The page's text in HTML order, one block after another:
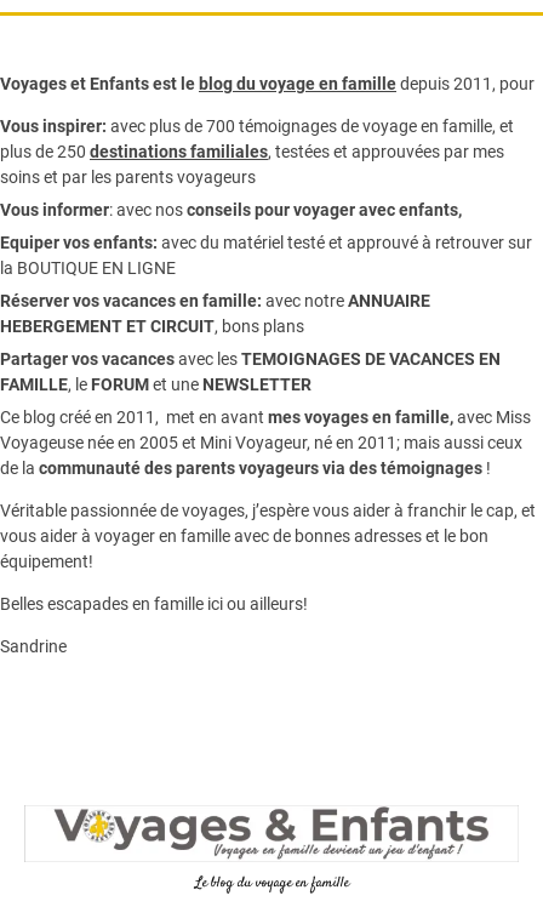
Voyages et Enfants est le blog du voyage en familledepuis 2011, pour
Vous inspirer: avec plus de 700 témoignages devoyage en famille, et
plus de 250 destinations familiales, testées et approuvées par mes
soins et par les parents voyageurs
Vous informer:avec nosconseils pour voyager avec enfants,
Equiper vos enfants: avec du matériel testé et approuvé à retrouver sur
la BOUTIQUE EN LIGNE
Réserver vos vacances en famille: avec notreANNUAIRE
HEBERGEMENT ET CIRCUIT, bons plans
Partager vos vacancesavec lesTEMOIGNAGES DE VACANCES EN
FAMILLE, le FORUMet une NEWSLETTER
Ce blog créé en 2011, met en avant mes voyages en famille,avec Miss
Voyageuse née en 2005 et Mini Voyageur, né en 2011; mais aussi ceux
de la communauté des parents voyageurs via des témoignages !
Véritable passionnée de voyages, j’espère vous aider à franchir le cap, et
vous aider à voyager en famille avec de bonnes adresses et le bon
équipement!
Belles escapades en famille ici ou ailleurs!
Sandrine
Le blog du voyage en famille